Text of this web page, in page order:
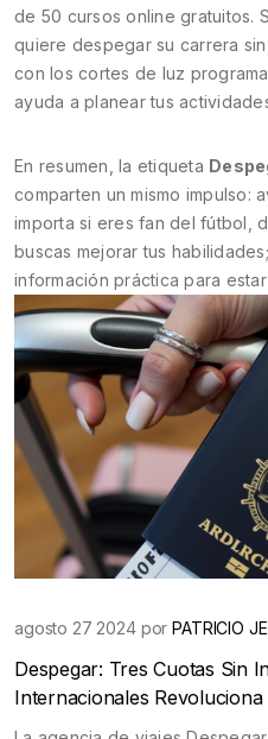
de 50 cursos online gratuitos.
quiere despegar su carrera
con los cortes de luz
ayuda a planear tus
En resumen, la etiqueta
comparten un mismo impulso:
importa si eres fan del fútbol,
buscas mejorar tus
información práctica para
agosto 27 2024 porPATRICIO
Despegar: Tres Cuotas Sin
Internacionales